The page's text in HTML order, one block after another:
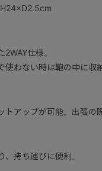
仕様。
わない時は鞄の中に収
アップが可能。出張の
持ち運びに便利。